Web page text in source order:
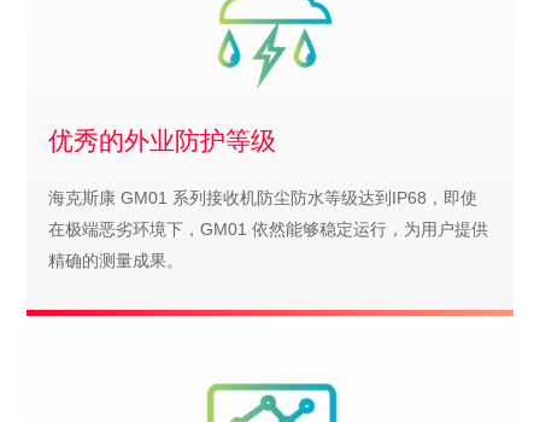
优秀的外业防护等级
海克斯康 GM01 系列接收机防尘防水等级达到IP68，即使
在极端恶劣环境下，GM01 依然能够稳定运行，为用户提供
精确的测量成果。